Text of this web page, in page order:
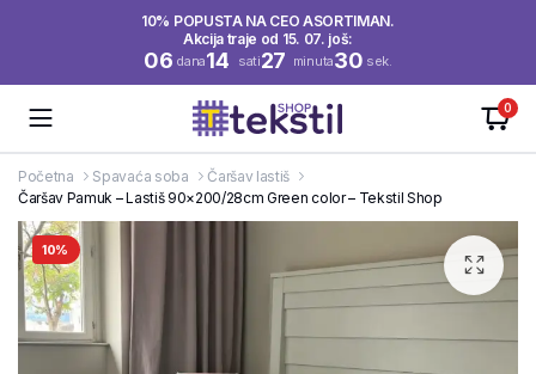
10% POPUSTA NA CEO ASORTIMAN.
Akcija traje od 15. 07. još:
06 dana14 sati27 minuta29 sek.
0
Početna Spavaća soba
Čaršav lastiš
Čaršav Pamuk – Lastiš 90×200/28cm Green color – Tekstil Shop
10%